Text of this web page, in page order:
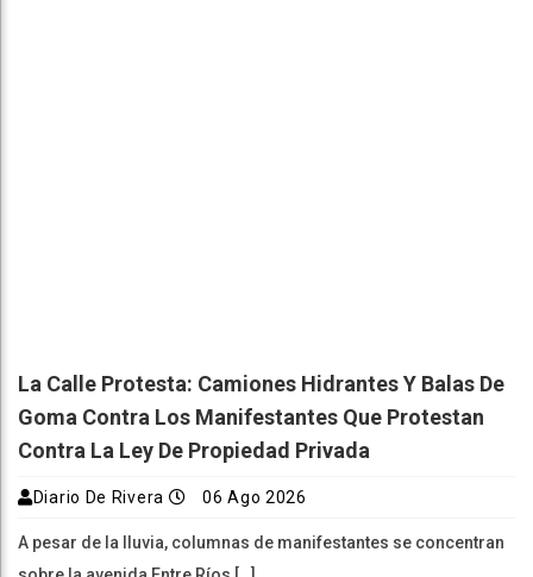
La Calle Protesta: Camiones Hidrantes Y Balas De
Goma Contra Los Manifestantes Que Protestan
Contra La Ley De Propiedad Privada
Diario De Rivera 06 Ago 2026
A pesar de la lluvia, columnas de manifestantes se concentran